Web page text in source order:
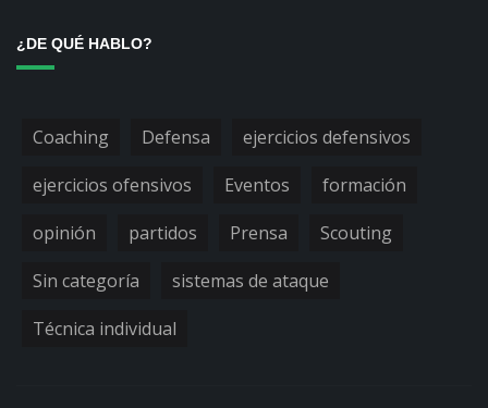
¿DE QUÉ HABLO?
Coaching Defensa
ejercicios defensivos
ejercicios ofensivos
Eventos
formación
opinión
partidos Prensa
Scouting
Sin categoría
sistemas de ataque
Técnica individual